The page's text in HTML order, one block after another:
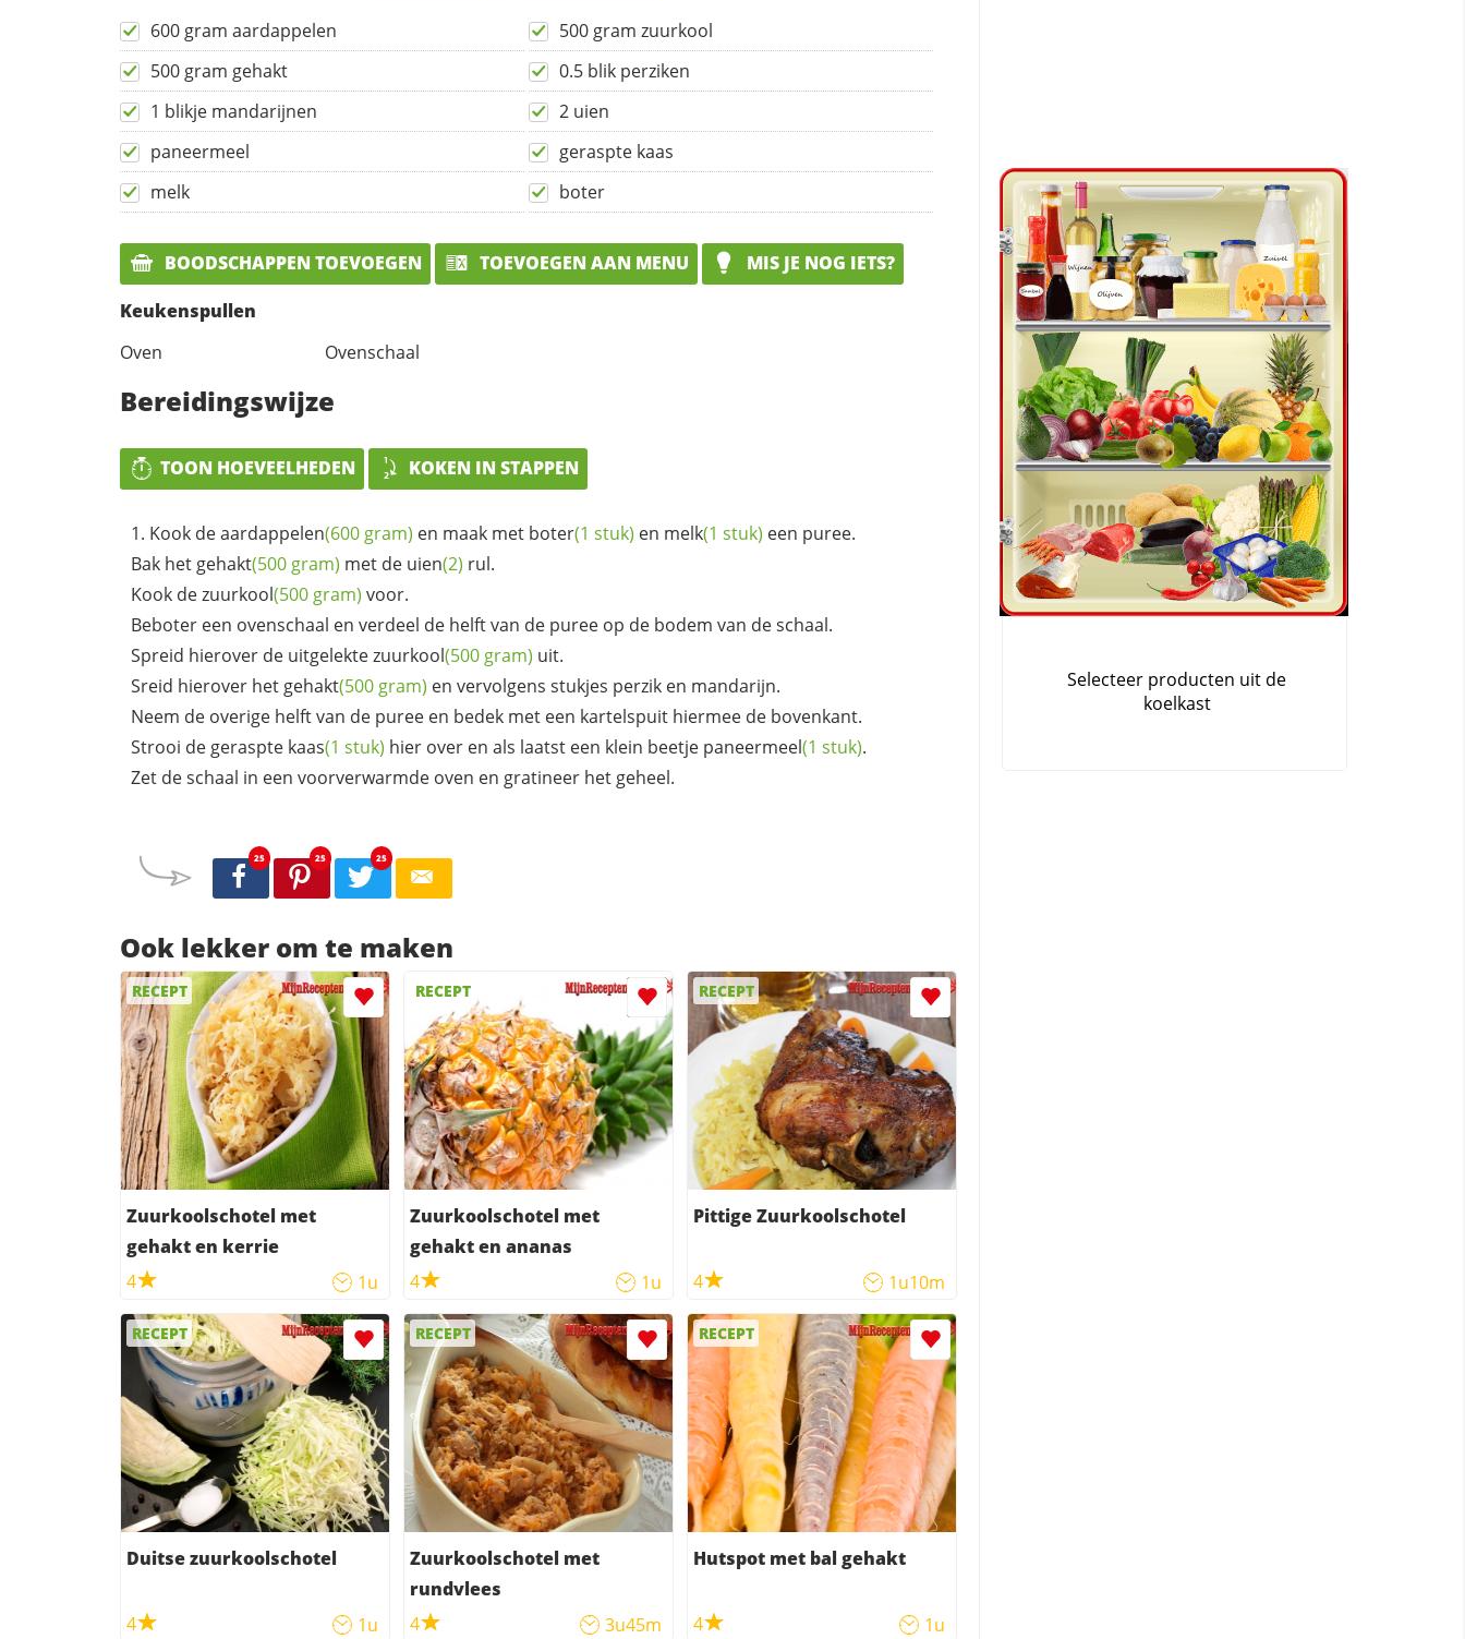
600 gram aardappelen
500 gram zuurkool
500 gram gehakt
0.5 blik perziken
1 blikje mandarijnen
2 uien
paneermeel
geraspte kaas
melk
boter
BOODSCHAPPEN TOEVOEGEN TOEVOEGEN AAN MENU
MIS JE NOG IETS?
Keukenspullen
Oven
Ovenschaal
Bereidingswijze
TOON HOEVEELHEDEN KOKEN IN STAPPEN
Kook deaardappelen(600 gram) en maak met boter(1 stuk) en melk(1 stuk) een puree.
Bak het gehakt(500 gram) met de uien(2) rul.
Kook dezuurkool(500 gram) voor.
Beboter een ovenschaal en verdeel de helft van de puree op de bodem van de schaal.
Spreid hierover de uitgelektezuurkool(500 gram) uit.
Sreid hierover het gehakt(500 gram) en vervolgens stukjes perzik en mandarijn.
Neem de overige helft van de puree en bedek met een kartelspuit hiermee de bovenkant.
Strooi de geraspte kaas(1 stuk) hier over en als laatst een klein beetje paneermeel(1 stuk).
Zet de schaal in een voorverwarmde oven en gratineer het geheel.
25 25 25
Ook lekker om te maken
RECEPT
Zuurkoolschotel met
gehakt en kerrie
4
1u
RECEPT
Zuurkoolschotel met
gehakt en ananas
4
1u
RECEPT
Pittige Zuurkoolschotel
4 1u10m
RECEPT
Duitse zuurkoolschotel
4 1u
RECEPT
Zuurkoolschotel met
rundvlees
4
3u45m
RECEPT
Hutspot met bal gehakt
4
1u